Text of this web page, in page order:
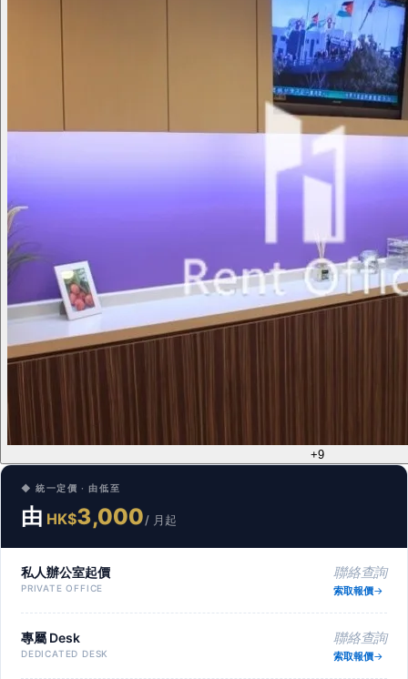
+9
◆ 統一定價 · 由低至
由 HK$3,000/ 月起
私人辦公室起價
PRIVATE OFFICE
聯絡查詢
索取報價
專屬 Desk
DEDICATED DESK
聯絡查詢
索取報價